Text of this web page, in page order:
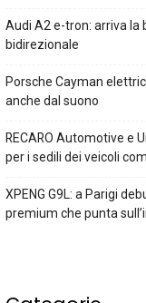
Audi A2 e-tron: arriva la
bidirezionale
Porsche Cayman
anche dal suono
RECARO Automotive e
per i sedili dei veicoli
XPENG G9L: a Parigi
premium che punta